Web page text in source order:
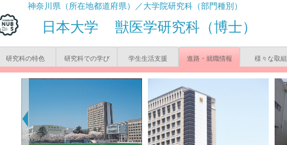
神奈川県（所在地都道府県）／大学院研究科（部門種別）
日本大学 獣医学研究科（博士）
研究科の特色 研究科での学び 学生生活支援 進路・就職情報 様々な取組